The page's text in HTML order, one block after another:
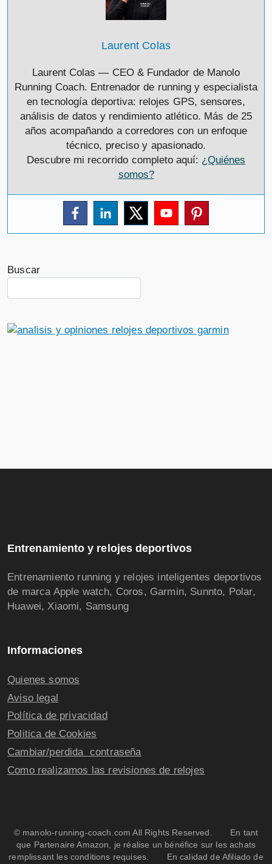
Laurent Colas
Laurent Colas — CEO & Fundador de Manolo
Running Coach. Entrenador de running y especialista
en tecnología deportiva: relojes GPS, sensores,
análisis de datos y rendimiento atlético. Más de 25
años acompañando a corredores con un enfoque
técnico, preciso y apasionado.
Descubre mi recorrido completo aquí: ¿Quiénes
somos?
Buscar
Entrenamiento y relojes deportivos
Entrenamiento running y relojes inteligentes deportivos
de marca Apple watch, Coros, Garmin, Sunnto, Polar,
Huawei, Xiaomi, Samsung
Informaciones
Quienes somos
Aviso legal
Política de privacidad
Politica de Cookies
Cambiar/perdida contraseña
Como realizamos las revisiones de relojes
© manolo-running-coach.com All Rights Reserved. En tant
que Partenaire Amazon, je réalise un bénéfice sur les achats
remplissant les conditions requises. En calidad de Afiliado de